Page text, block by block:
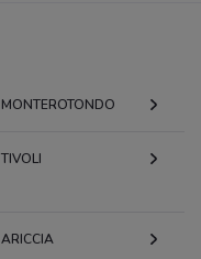
MONTEROTONDO
TIVOLI
ARICCIA